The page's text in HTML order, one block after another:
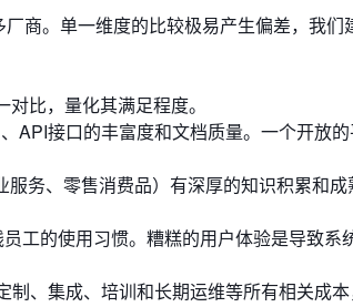
商。单一维度的比较极易产生偏差，我们
比，量化其满足程度。
API接口的丰富度和文档质量。一个开放
务、零售消费品）有深厚的知识积累和
工的使用习惯。糟糕的用户体验是导致系
制、集成、培训和长期运维等所有相关成